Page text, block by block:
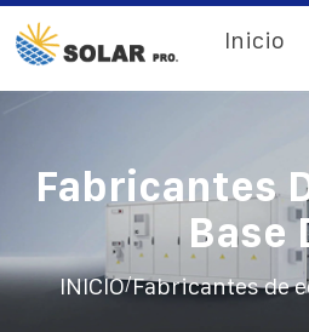
Inicio
Fabricantes
Base
INICIO/Fabricantes de